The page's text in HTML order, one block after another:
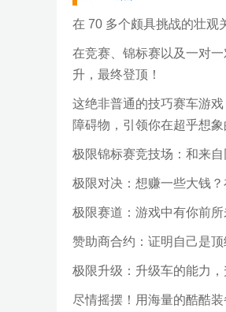
在 70 多个颇具挑战的壮观
在竞赛、锦标赛以及一对
升，最终登顶！
这绝非普通的技巧赛车游
障碍物，引领你在超乎想象
极限锦标赛竞技场：和来
极限对决：想赚一些大钱
极限赛道：游戏中有你前
赞助商合约：证明自己是
极限升级：升级车的能力
尽情摇摆！用海量的酷酷